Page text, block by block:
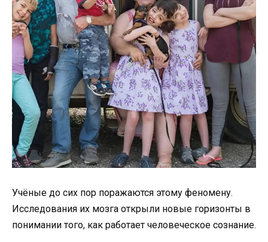
Учёные до сих пор поражаются этому феномену.
Исследования их мозга открыли новые горизонты в
понимании того, как работает человеческое сознание.